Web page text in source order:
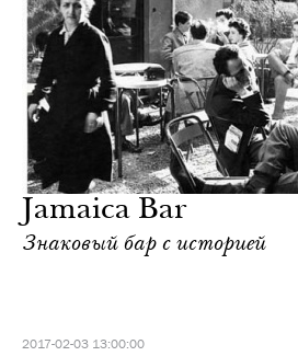
Jamaica Bar
Знаковый бар с историей
2017-02-03 13:00:00